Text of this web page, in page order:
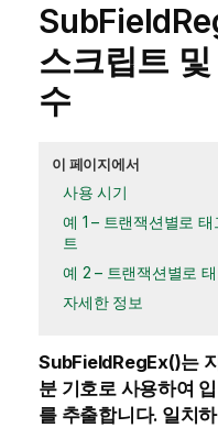
스크립트
수
이 페이지에서
사용 시기
예 1 – 트랜잭션별로
트
예 2 – 트랜잭션별로
자세한 정보
SubFieldRegEx()는
분 기호로 사용하여
를 추출합니다. 일치